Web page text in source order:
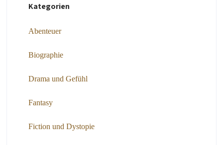
Kategorien
Abenteuer
Biographie
Drama und Gefühl
Fantasy
Fiction und Dystopie